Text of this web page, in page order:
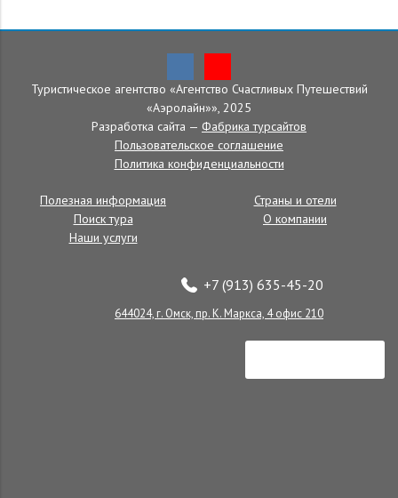
Главная»Страны и отели»Беларусь»Отели
Отели в Беларуси
Записей не найдено.
Туристическое агентство «Агентство Счастливых Путешествий
«Аэролайн»», 2025
Разработка сайта — Фабрика турсайтов
Пользовательское соглашение
Политика конфиденциальности
Полезная информация
Поиск тура
Наши услуги
Страны и отели
О компании
+7 (913) 635-45-20
644024, г. Омск, пр. К. Маркса, 4 офис 210